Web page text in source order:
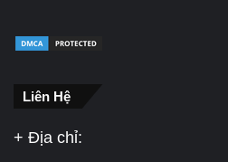
Liên Hệ
+ Địa chỉ: